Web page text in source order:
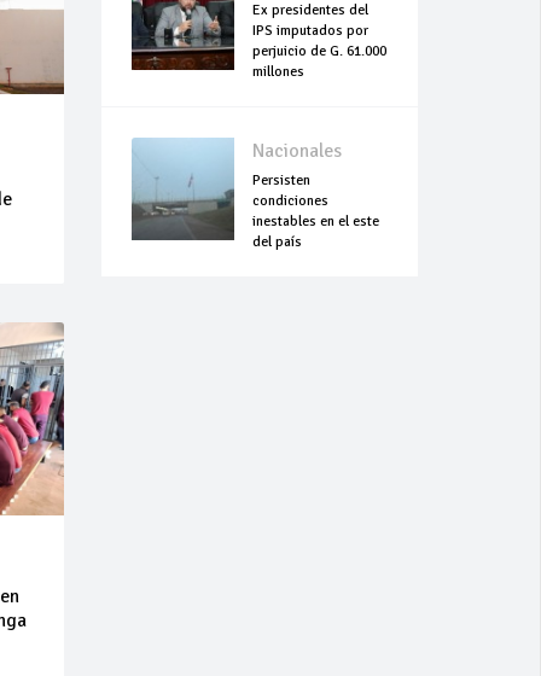
Ex presidentes del
IPS imputados por
perjuicio de G. 61.000
millones
Nacionales
Persisten
condiciones
inestables en el este
del país